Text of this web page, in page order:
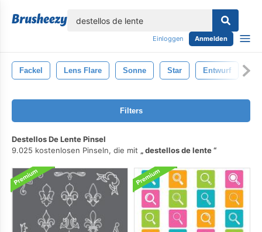
Einloggen Anmelden
Fackel Lens Flare Sonne Star Entwurf
Filters
Destellos De Lente Pinsel
9.025 kostenlosen Pinseln, die mit
destellos de lente